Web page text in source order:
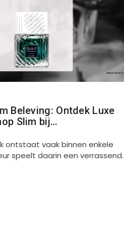
Beleving: Ontdek Luxe
Slim bij…
ontstaat vaak binnen enkele
speelt daarin een